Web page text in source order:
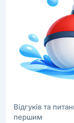
Відгуків та
першим